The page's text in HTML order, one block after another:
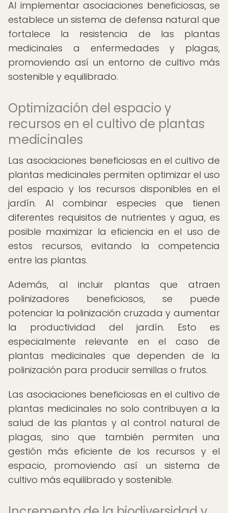
Al implementar asociaciones beneficiosas, se
establece un sistema de defensa natural que
fortalece la resistencia de las plantas
medicinales a enfermedades y plagas,
promoviendo así un entorno de cultivo más
sostenible y equilibrado.
Optimización del espacio y
recursos en el cultivo de plantas
medicinales
Las asociaciones beneficiosas en el cultivo de
plantas medicinales permiten optimizar el uso
del espacio y los recursos disponibles en el
jardín. Al combinar especies que tienen
diferentes requisitos de nutrientes y agua, es
posible maximizar la eficiencia en el uso de
estos recursos, evitando la competencia
entre las plantas.
Además, al incluir plantas que atraen
polinizadores beneficiosos, se puede
potenciar la polinización cruzada y aumentar
la productividad del jardín. Esto es
especialmente relevante en el caso de
plantas medicinales que dependen de la
polinización para producir semillas o frutos.
Las asociaciones beneficiosas en el cultivo de
plantas medicinales no solo contribuyen a la
salud de las plantas y al control natural de
plagas, sino que también permiten una
gestión más eficiente de los recursos y el
espacio, promoviendo así un sistema de
cultivo más equilibrado y sostenible.